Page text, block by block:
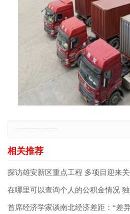
探访雄安新区重点工程 多项目迎来
首席经济学家谈南北经济差距：“差